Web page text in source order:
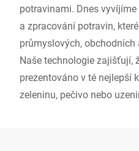
potravinami. Dnes
a zpracování potravin,
průmyslových,
Naše technologie zajišťují,
prezentováno v té nejlepší
zeleninu, pečivo nebo